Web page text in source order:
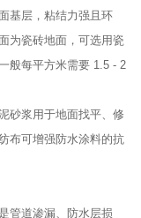
基层，粘结力强且环
为瓷砖地面，可选用瓷
般每平方米需要 1.5 - 2
砂浆用于地面找平、修
布可增强防水涂料的抗
管道渗漏、防水层损